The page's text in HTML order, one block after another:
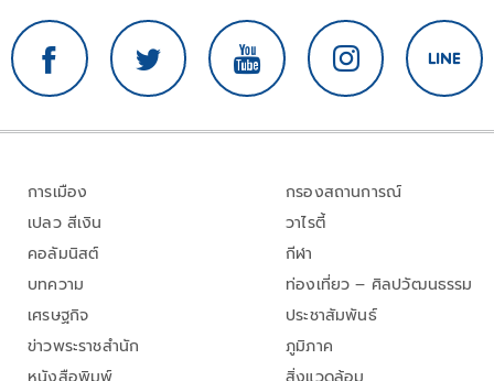
การเมือง
เปลว สีเงิน
คอลัมนิสต์
บทความ
เศรษฐกิจ
ข่าวพระราชสำนัก
กรองสถานการณ์
วาไรตี้
กีฬา
ท่องเที่ยว – ศิลปวัฒนธรรม
ประชาสัมพันธ์
ภูมิภาค